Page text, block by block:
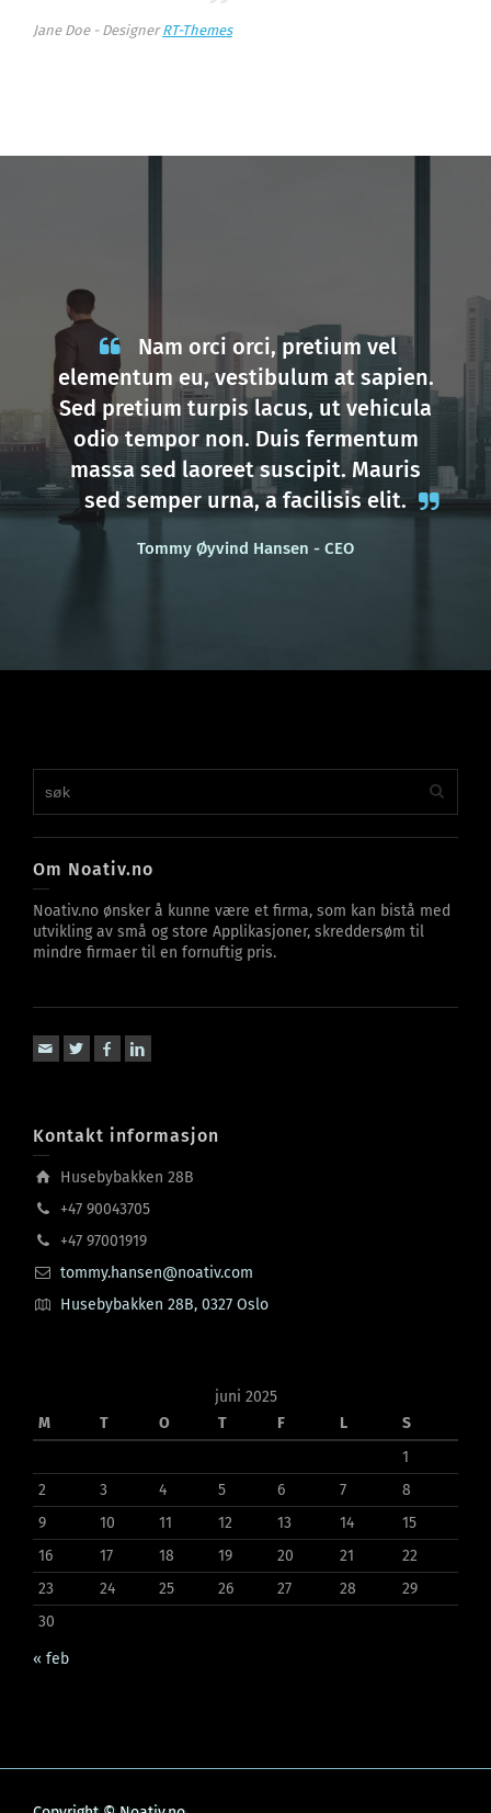
Jane Doe - Designer RT-Themes
Nam orci orci, pretium vel
elementum eu, vestibulum at sapien.
Sed pretium turpis lacus, ut vehicula
odio tempor non. Duis fermentum
massa sed laoreet suscipit. Mauris
sed semper urna, a facilisis elit.
Tommy Øyvind Hansen - CEO
Om Noativ.no
Noativ.no ønsker å kunne være et firma, som kan bistå med
utvikling av små og store Applikasjoner, skreddersøm til
mindre firmaer til en fornuftig pris.
Kontakt informasjon
Husebybakken 28B
+47 90043705
+47 97001919
tommy.hansen@noativ.com
Husebybakken 28B, 0327 Oslo
juni 2025
M
T O T F L
S
1
2
3 4 5 6 7
8
9
10 11 12 13 14
15
16
17 18 19 20 21
22
23
24 25 26 27 28
29
30
« feb